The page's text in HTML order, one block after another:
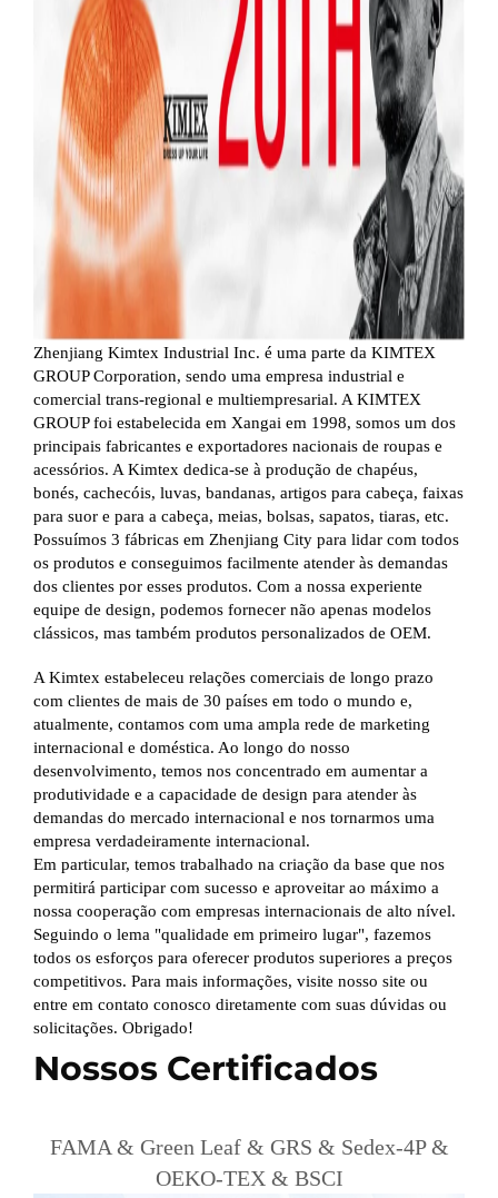
Zhenjiang Kimtex Industrial Inc. é uma parte da KIMTEX
GROUP Corporation, sendo uma empresa industrial e
comercial trans-regional e multiempresarial. A KIMTEX
GROUP foi estabelecida em Xangai em 1998, somos um dos
principais fabricantes e exportadores nacionais de roupas e
acessórios. A Kimtex dedica-se à produção de chapéus,
bonés, cachecóis, luvas, bandanas, artigos para cabeça, faixas
para suor e para a cabeça, meias, bolsas, sapatos, tiaras, etc.
Possuímos 3 fábricas em Zhenjiang City para lidar com todos
os produtos e conseguimos facilmente atender às demandas
dos clientes por esses produtos. Com a nossa experiente
equipe de design, podemos fornecer não apenas modelos
clássicos, mas também produtos personalizados de OEM.
A Kimtex estabeleceu relações comerciais de longo prazo
com clientes de mais de 30 países em todo o mundo e,
atualmente, contamos com uma ampla rede de marketing
internacional e doméstica. Ao longo do nosso
desenvolvimento, temos nos concentrado em aumentar a
produtividade e a capacidade de design para atender às
demandas do mercado internacional e nos tornarmos uma
empresa verdadeiramente internacional.
Em particular, temos trabalhado na criação da base que nos
permitirá participar com sucesso e aproveitar ao máximo a
nossa cooperação com empresas internacionais de alto nível.
Seguindo o lema "qualidade em primeiro lugar", fazemos
todos os esforços para oferecer produtos superiores a preços
competitivos. Para mais informações, visite nosso site ou
entre em contato conosco diretamente com suas dúvidas ou
solicitações. Obrigado!
Nossos Certificados
FAMA & Green Leaf & GRS & Sedex-4P &
OEKO-TEX & BSCI